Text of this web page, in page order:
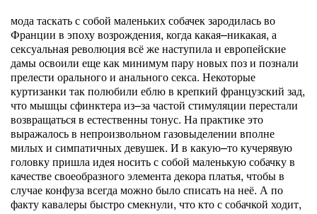
мода таскать с собой маленьких собачек зародилась во
Франции в эпоху возрождения, когда какая–никакая, а
сексуальная революция всё же наступила и европейские
дамы освоили еще как минимум пару новых поз и познали
прелести орального и анального секса. Некоторые
куртизанки так полюбили еблю в крепкий французский зад,
что мышцы сфинктера из–за частой стимуляции перестали
возвращаться в естественны тонус. На практике это
выражалось в непроизвольном газовыделении вполне
милых и симпатичных девушек. И в какую–то кучерявую
головку пришла идея носить с собой маленькую собачку в
качестве своеобразного элемента декора платья, чтобы в
случае конфуза всегда можно было списать на неё. А по
факту кавалеры быстро смекнули, что кто с собачкой ходит,